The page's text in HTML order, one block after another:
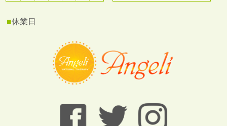
■休業日